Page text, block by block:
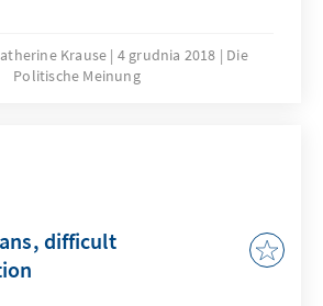
Krause 4 grudnia 2018
Die
Politische Meinung
difficult